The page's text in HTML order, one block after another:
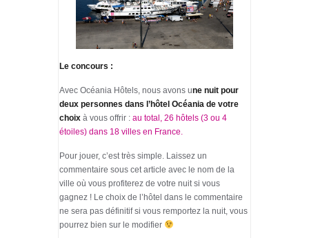
Le concours :
Avec Océania Hôtels, nous avons une nuit pour
deux personnes dans l’hôtel Océania de votre
choix à vous offrir :au total, 26 hôtels (3 ou 4
étoiles) dans 18 villes en France.
Pour jouer, c’est très simple. Laissez un
commentaire sous cet article avec le nom de la
ville où vous profiterez de votre nuit si vous
gagnez ! Le choix de l’hôtel dans le commentaire
ne sera pas définitif si vous remportez la nuit, vous
pourrez bien sur le modifier